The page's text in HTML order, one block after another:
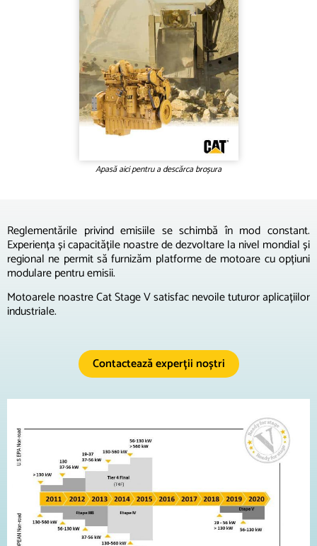
Apasă aici pentru a descărca broșura
Reglementările privind emisiile se schimbă în mod constant.
Experiența și capacitățile noastre de dezvoltare la nivel mondial și
regional ne permit să furnizăm platforme de motoare cu opțiuni
modulare pentru emisii.
Motoarele noastre Cat Stage V satisfac nevoile tuturor aplicațiilor
industriale.
Contactează experții noștri